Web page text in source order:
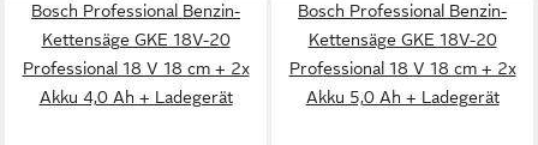
Bosch Professional Benzin-
Kettensäge GKE 18V-20
Professional 18 V 18 cm + 2x
Akku 4,0 Ah + Ladegerät
Bosch Professional Benzin-
Kettensäge GKE 18V-20
Professional 18 V 18 cm + 2x
Akku 5,0 Ah + Ladegerät